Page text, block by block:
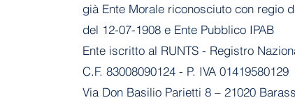
già Ente Morale riconosciuto con regio
del 12-07-1908 e Ente Pubblico IPAB
Ente iscritto al RUNTS - Registro
C.F. 83008090124 - P. IVA 01419580129
Via Don Basilio Parietti 8 – 21020